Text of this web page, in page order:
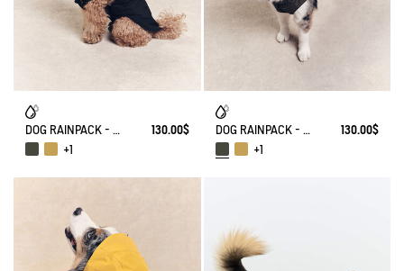
DOG RAINPACK - FOLDABLE, AND WATERPROOF DOG
130.00$
+1
DOG RAINPACK - FOLDABLE, AND WATERPROOF DOG
130.00$
+1